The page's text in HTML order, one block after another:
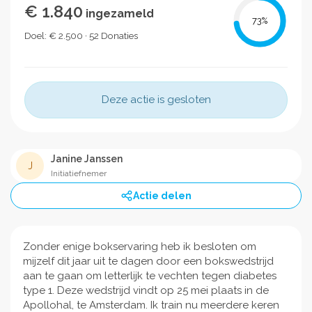
€ 1.840 ingezameld
Doel: € 2.500 · 52 Donaties
73%
Deze actie is gesloten
J
Janine Janssen
Initiatiefnemer
Actie delen
Zonder enige bokservaring heb ik besloten om
mijzelf dit jaar uit te dagen door een bokswedstrijd
aan te gaan om letterlijk te vechten tegen diabetes
type 1. Deze wedstrijd vindt op 25 mei plaats in de
Apollohal, te Amsterdam. Ik train nu meerdere keren